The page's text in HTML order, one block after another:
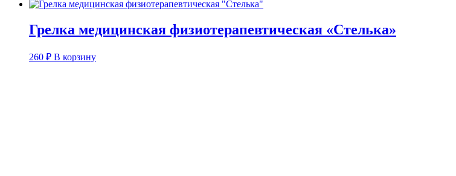
Грелка медицинская физиотерапевтическая «Стелька»
260 ₽ В корзину